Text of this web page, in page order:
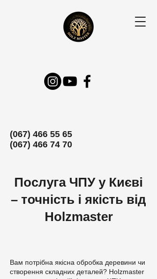
(067) 466 55 65
(067) 466 74 70
Послуга ЧПУ у Києві
– точність і якість від
Holzmaster
Вам потрібна якісна обробка деревини чи
створення складних деталей? Holzmaster